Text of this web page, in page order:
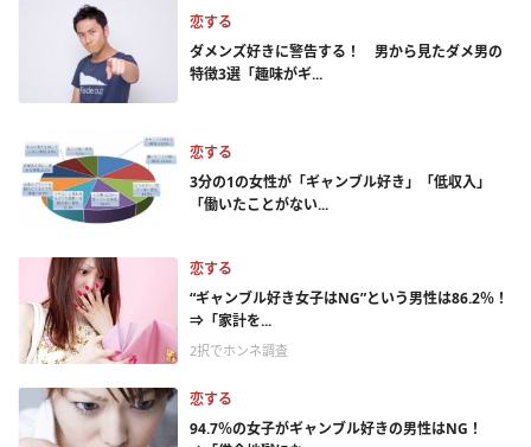
恋する
ダメンズ好きに警告する！ 男から見たダメ男の
特徴3選「趣味がギ...
恋する
3分の1の女性が「ギャンブル好き」「低収入」
「働いたことがない...
恋する
“ギャンブル好き女子はNG”という男性は86.2％！
⇒「家計を...
2択でホンネ調査
恋する
94.7％の女子がギャンブル好きの男性はNG！